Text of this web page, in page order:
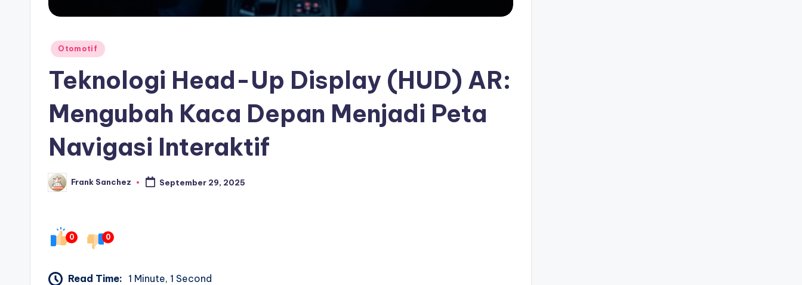
Posted
Otomotif
Teknologi Head-Up Display (HUD) AR:
Mengubah Kaca Depan Menjadi Peta
Navigasi Interaktif
Posted
by
Frank Sanchez September 29, 2025
0 0
Read Time: 1 Minute, 1 Second